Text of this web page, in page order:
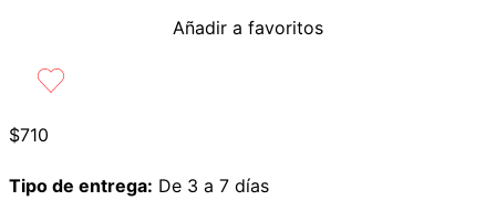
Añadir a favoritos
$710
Tipo de entrega: De 3 a 7 días